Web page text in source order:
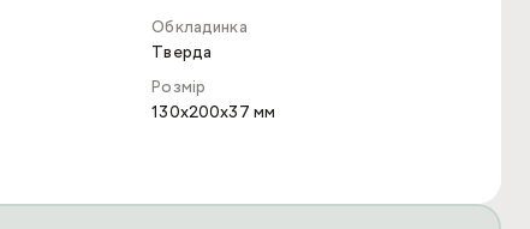
Обкладинка
Тверда
Розмір
130x200x37 мм